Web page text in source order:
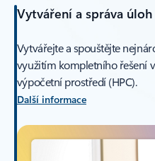
Vytváření a správa úloh
Vytvářejte a spouštějte
využitím kompletního řešení
výpočetní prostředí (HPC).
Další informace